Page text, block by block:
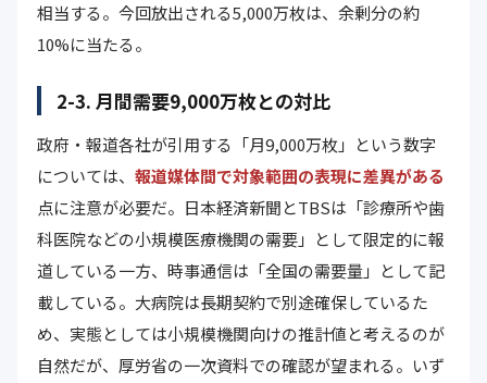
相当する。今回放出される5,000万枚は、余剰分の約
10%に当たる。
2-3. 月間需要9,000万枚との対比
政府・報道各社が引用する「月9,000万枚」という数字
については、 報道媒体間で対象範囲の表現に差異がある
点に注意が必要だ。日本経済新聞とTBSは「診療所や歯
科医院などの小規模医療機関の需要」として限定的に報
道している一方、時事通信は「全国の需要量」として記
載している。大病院は長期契約で別途確保しているた
め、実態としては小規模機関向けの推計値と考えるのが
自然だが、厚労省の一次資料での確認が望まれる。いず